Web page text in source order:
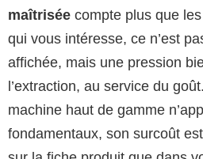
maîtrisée compte plus que
qui vous intéresse, ce n’est
affichée, mais une pression
l’extraction, au service du
machine haut de gamme
fondamentaux, son surcoût